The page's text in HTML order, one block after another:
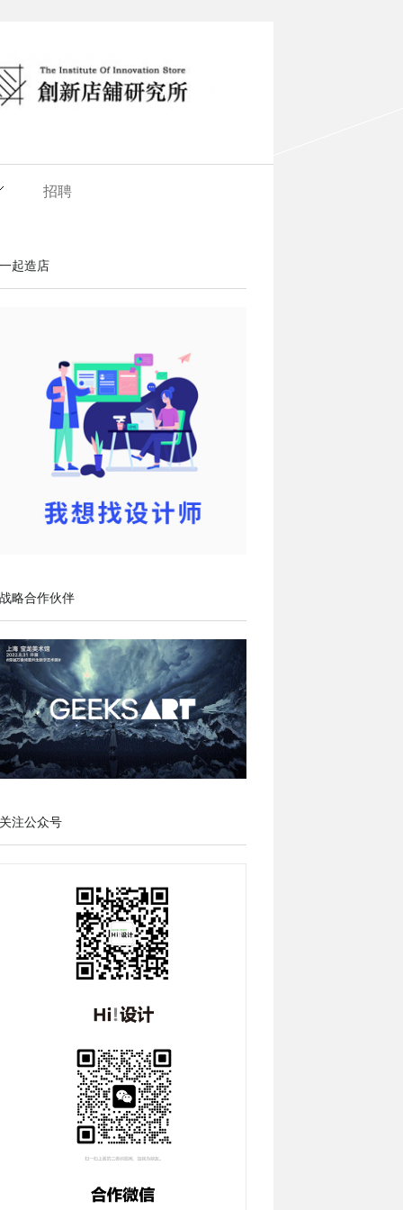
招聘
起造店
略合作伙伴
注公众号